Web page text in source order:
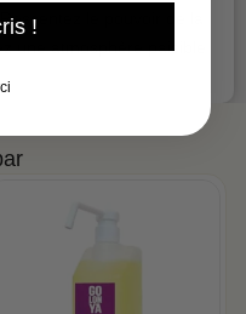
le pouvoir de la
une atmosphère paisible
!